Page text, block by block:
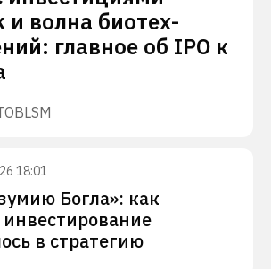
и волна биотех-
главное об IPO к
BLSM
18:01
Богла»: как
инвестирование
в стратегию